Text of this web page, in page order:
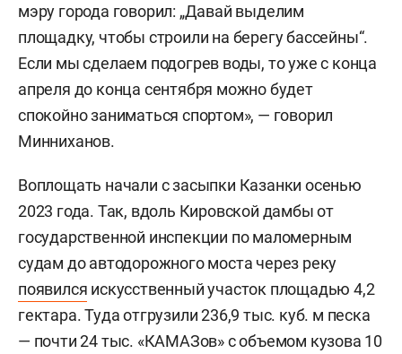
мэру города говорил: „Давай выделим
площадку, чтобы строили на берегу бассейны“.
Если мы сделаем подогрев воды, то уже с конца
апреля до конца сентября можно будет
спокойно заниматься спортом», — говорил
Минниханов.
Воплощать начали с засыпки Казанки осенью
2023 года. Так, вдоль Кировской дамбы от
государственной инспекции по маломерным
судам до автодорожного моста через реку
появился искусственный участок площадью 4,2
гектара. Туда отгрузили 236,9 тыс. куб. м песка
— почти 24 тыс. «КАМАЗов» с объемом кузова 10